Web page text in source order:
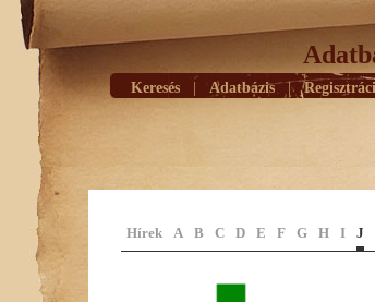
Keresés Adatbázis |
Hírek A B C D E F G H I J